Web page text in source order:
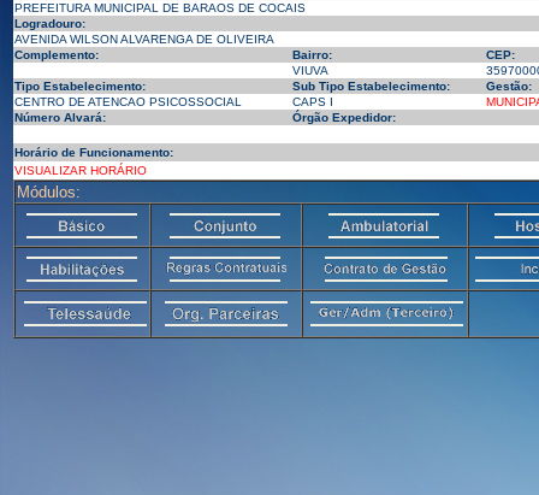
PREFEITURA MUNICIPAL DE BARAOS DE COCAIS
Logradouro:
AVENIDA WILSON ALVARENGA DE OLIVEIRA
Complemento:
Bairro:
CEP:
VIUVA
Tipo Estabelecimento:
Sub Tipo Estabelecimento:
Gestão:
CENTRO DE ATENCAO PSICOSSOCIAL
CAPS I
Número Alvará:
Órgão Expedidor:
Horário de Funcionamento:
VISUALIZAR HORÁRIO
Módulos: